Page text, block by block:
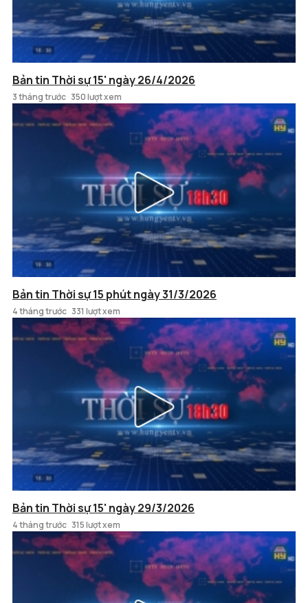
Bản tin Thời sự 15' ngày 26/4/2026
3 tháng trước 350 lượt xem
Bản tin Thời sự 15 phút ngày 31/3/2026
4 tháng trước 331 lượt xem
Bản tin Thời sự 15' ngày 29/3/2026
4 tháng trước 315 lượt xem